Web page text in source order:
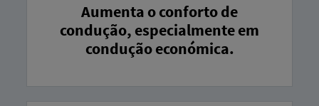
Aumenta o conforto de
condução, especialmente em
condução económica.